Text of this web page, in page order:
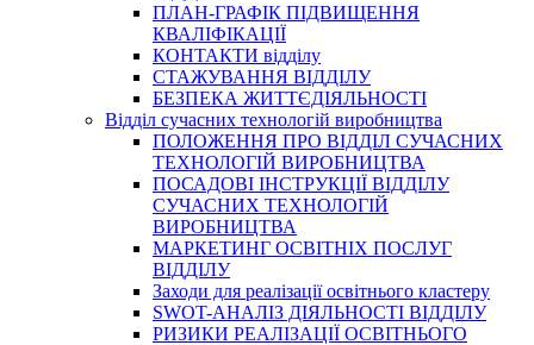
ПЛАН-ГРАФІК ПІДВИЩЕННЯ
КВАЛІФІКАЦІЇ
КОНТАКТИ відділу
СТАЖУВАННЯ ВІДДІЛУ
БЕЗПЕКА ЖИТТЄДІЯЛЬНОСТІ
Відділ сучасних технологій виробництва
ПОЛОЖЕННЯ ПРО ВІДДІЛ СУЧАСНИХ
ТЕХНОЛОГІЙ ВИРОБНИЦТВА
ПОСАДОВІ ІНСТРУКЦІЇ ВІДДІЛУ
СУЧАСНИХ ТЕХНОЛОГІЙ
ВИРОБНИЦТВА
МАРКЕТИНГ ОСВІТНІХ ПОСЛУГ
ВІДДІЛУ
Заходи для реалізації освітнього кластеру
SWOT-АНАЛІЗ ДІЯЛЬНОСТІ ВІДДІЛУ
РИЗИКИ РЕАЛІЗАЦІЇ ОСВІТНЬОГО